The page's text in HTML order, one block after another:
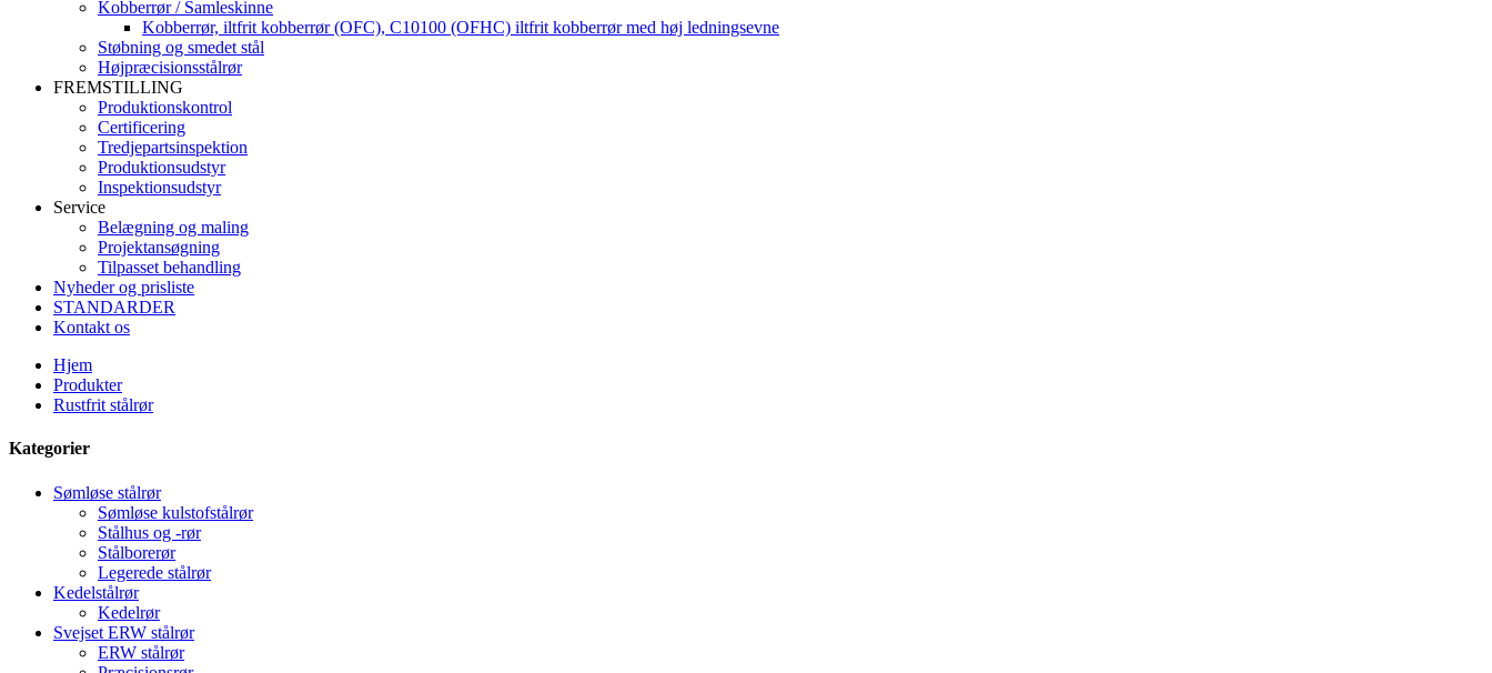
Kobberrør / Samleskinne
Kobberrør, iltfrit kobberrør (OFC), C10100 (OFHC) iltfrit kobberrør med høj ledningsevne
Støbning og smedet stål
Højpræcisionsstålrør
FREMSTILLING
Produktionskontrol
Certificering
Tredjepartsinspektion
Produktionsudstyr
Inspektionsudstyr
Service
Belægning og maling
Projektansøgning
Tilpasset behandling
Nyheder og prisliste
STANDARDER
Kontakt os
Hjem
Produkter
Rustfrit stålrør
Kategorier
Sømløse stålrør
Sømløse kulstofstålrør
Stålhus og -rør
Stålborerør
Legerede stålrør
Kedelstålrør
Kedelrør
Svejset ERW stålrør
ERW stålrør